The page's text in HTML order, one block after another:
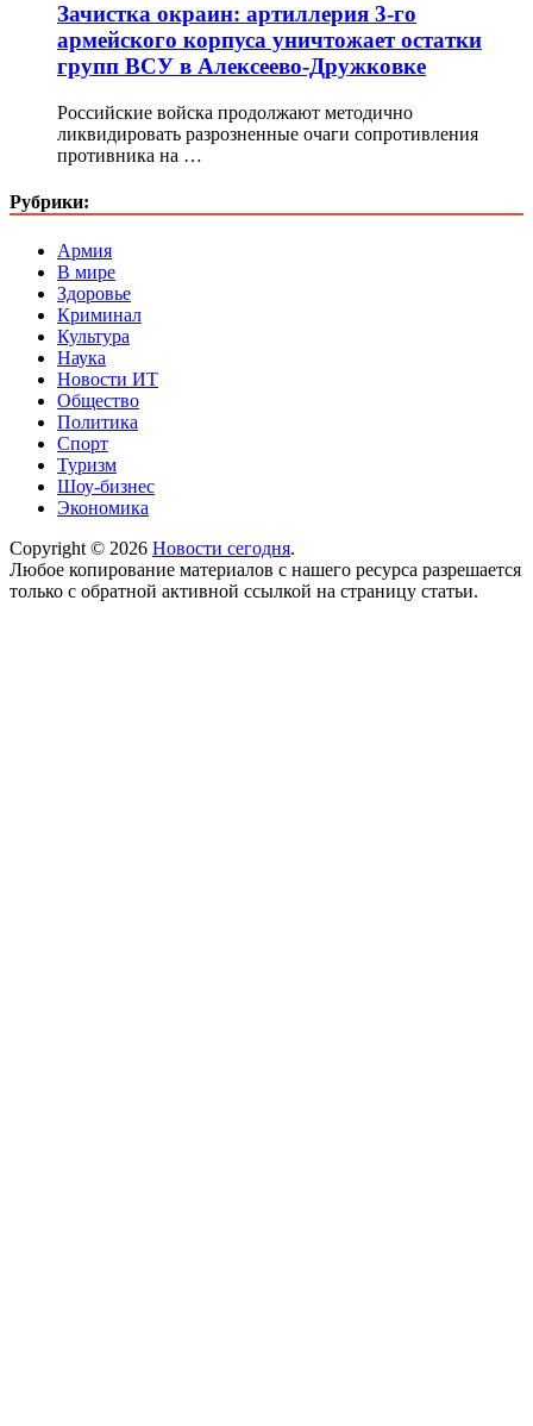
Зачистка окраин: артиллерия 3-го
армейского корпуса уничтожает остатки
групп ВСУ в Алексеево-Дружковке
Российские войска продолжают методично
ликвидировать разрозненные очаги сопротивления
противника на …
Рубрики:
Армия
В мире
Здоровье
Криминал
Культура
Наука
Новости ИТ
Общество
Политика
Спорт
Туризм
Шоу-бизнес
Экономика
Copyright © 2026 Новости сегодня.
Любое копирование материалов с нашего ресурса разрешается
только с обратной активной ссылкой на страницу статьи.